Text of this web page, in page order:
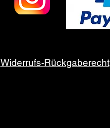
Widerrufs-Rückgaberecht